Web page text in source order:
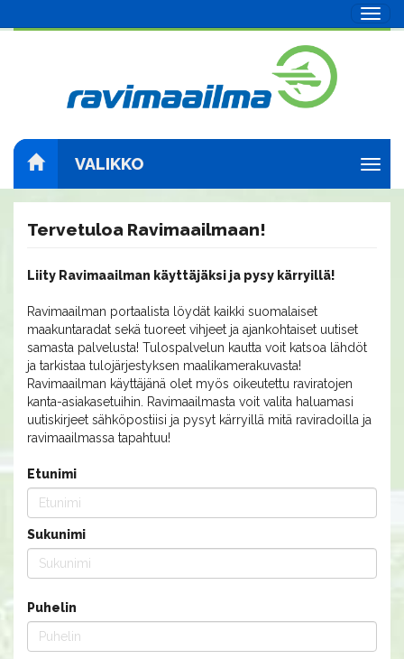
VALIKKO
Tervetuloa Ravimaailmaan!
Liity Ravimaailman käyttäjäksi ja pysy kärryillä!
Ravimaailman portaalista löydät kaikki suomalaiset
maakuntaradat sekä tuoreet vihjeet ja ajankohtaiset uutiset
samasta palvelusta! Tulospalvelun kautta voit katsoa lähdöt
ja tarkistaa tulojärjestyksen maalikamerakuvasta!
Ravimaailman käyttäjänä olet myös oikeutettu raviratojen
kanta-asiakasetuihin. Ravimaailmasta voit valita haluamasi
uutiskirjeet sähköpostiisi ja pysyt kärryillä mitä raviradoilla ja
ravimaailmassa tapahtuu!
Etunimi
Sukunimi
Puhelin